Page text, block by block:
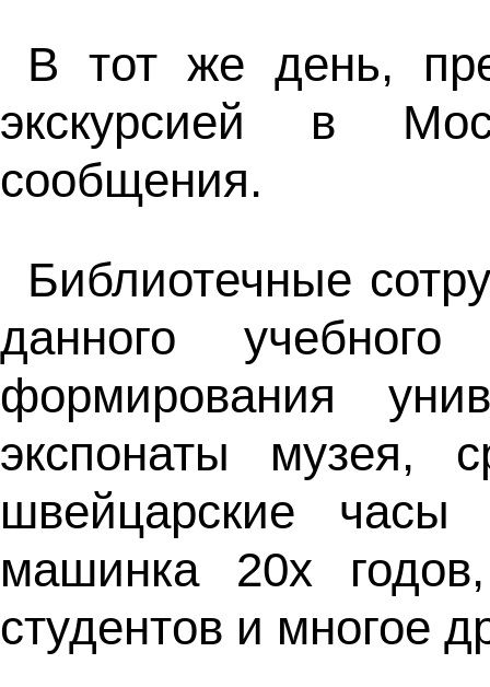
В тот же день,
экскурсией в
сообщения.
Библиотечные
данного
формирования
экспонаты музея,
швейцарские часы
машинка 20х
студентов и многое